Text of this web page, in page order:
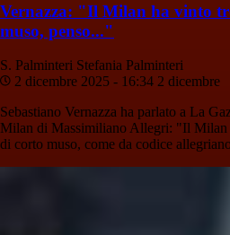
Vernazza: "Il Milan ha vinto
muso, penso..."
S. Palminteri Stefania Palminteri
2 dicembre 2025 - 16:34 2 dicembre
Sebastiano Vernazza ha parlato a La
Milan di Massimiliano Allegri: "Il Milan
di corto muso, come da codice